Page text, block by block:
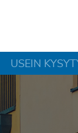
USEIN